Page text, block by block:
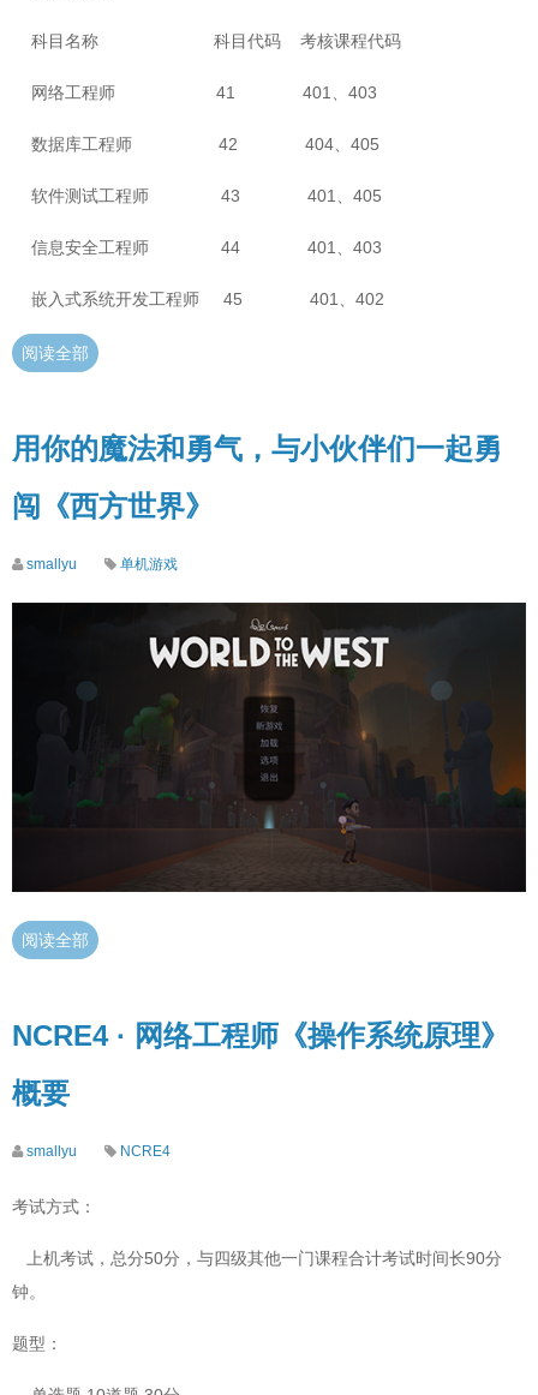
科目名称 科目代码 考核课程代码
网络工程师 41 401、403
数据库工程师 42 404、405
软件测试工程师 43 401、405
信息安全工程师 44 401、403
嵌入式系统开发工程师 45 401、402
阅读全部
用你的魔法和勇气，与小伙伴们一起勇
闯《西方世界》
smallyu 单机游戏
阅读全部
NCRE4 · 网络工程师《操作系统原理》
概要
smallyu NCRE4
考试方式：
上机考试，总分50分，与四级其他一门课程合计考试时间长90分
钟。
题型：